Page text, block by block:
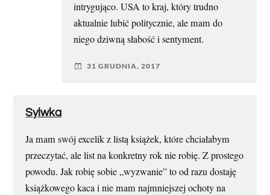
intrygująco. USA to kraj, który trudno
aktualnie lubić politycznie, ale mam do
niego dziwną słabość i sentyment.
31 GRUDNIA, 2017
Sylwka
Ja mam swój excelik z listą książek, które chciałabym
przeczytać, ale list na konkretny rok nie robię. Z prostego
powodu. Jak robię sobie „wyzwanie” to od razu dostaję
książkowego kaca i nie mam najmniejszej ochoty na